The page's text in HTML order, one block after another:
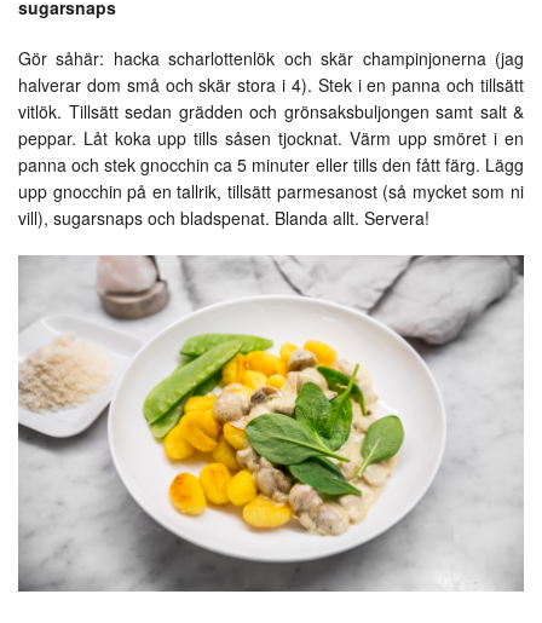
sugarsnaps
Gör såhär: hacka scharlottenlök och skär champinjonerna (jag
halverar dom små och skär stora i 4). Stek i en panna och tillsätt
vitlök. Tillsätt sedan grädden och grönsaksbuljongen samt salt &
peppar. Låt koka upp tills såsen tjocknat. Värm upp smöret i en
panna och stek gnocchin ca 5 minuter eller tills den fått färg. Lägg
upp gnocchin på en tallrik, tillsätt parmesanost (så mycket som ni
vill), sugarsnaps och bladspenat. Blanda allt. Servera!